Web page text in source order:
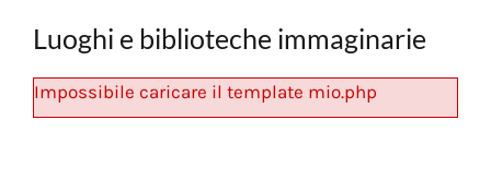
Luoghi e biblioteche immaginarie
Impossibile caricare il template mio.php